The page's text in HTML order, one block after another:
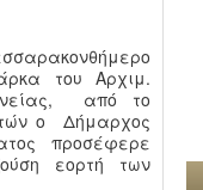
του Αρχιμ.
από το
ο Δήμαρχος
προσέφερε
εορτή των